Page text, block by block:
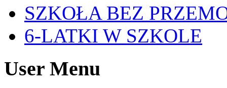
SZKOŁA BEZ
6-LATKI W SZKOLE
User Menu